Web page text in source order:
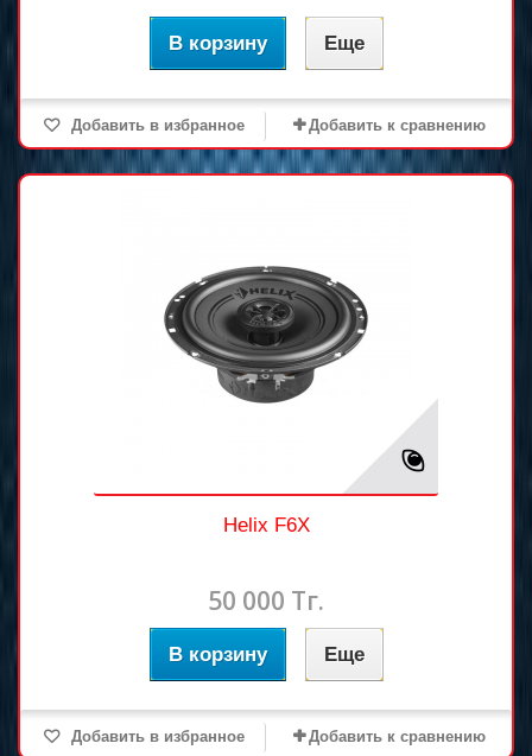
В корзину Еще
Добавить в избранное Добавить к сравнению
Helix F6X
50 000 Тг.
В корзину Еще
Добавить в избранное Добавить к сравнению